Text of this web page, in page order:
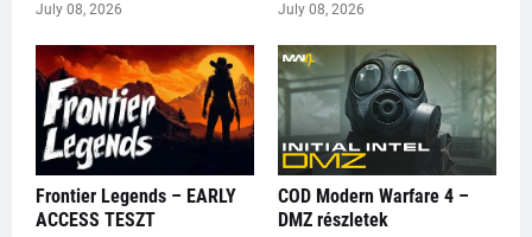
July 08, 2026 July 08, 2026
Frontier Legends – EARLY
ACCESS TESZT
COD Modern Warfare 4 –
DMZ részletek